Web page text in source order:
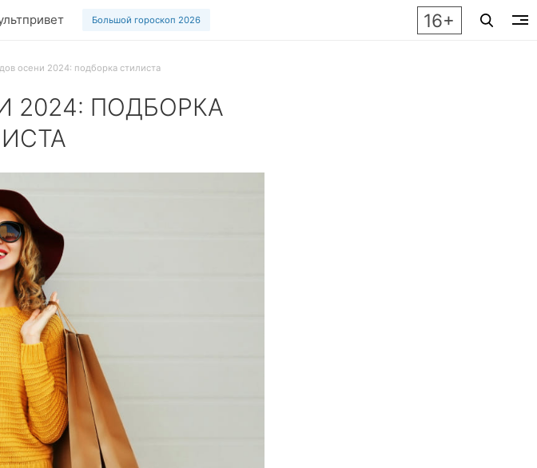
Большой гороскоп 2026 16+
осени 2024: подборка стилиста
2024: ПОДБОРКА